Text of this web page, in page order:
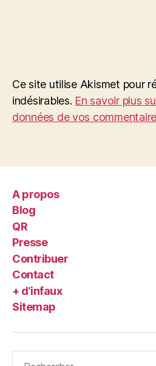
Ce site utilise Akismet pour
indésirables. En savoir plus
données de vos
A propos
Blog
QR
Presse
Contribuer
Contact
+ d’infaux
Sitemap